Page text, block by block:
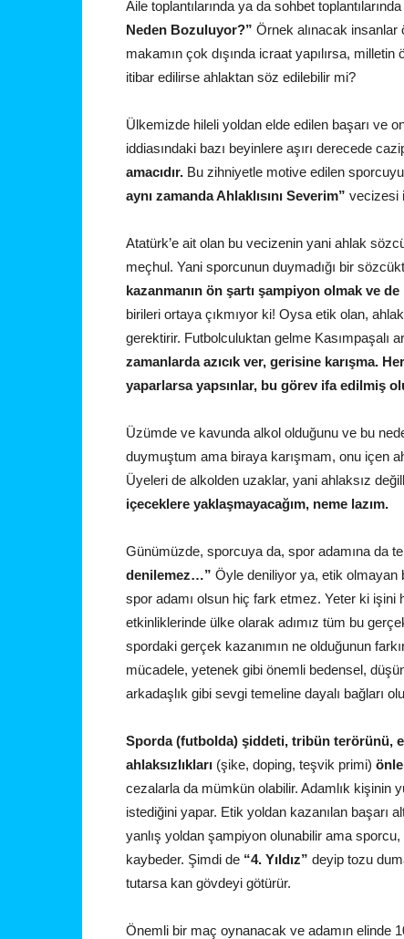
Aile toplantılarında ya da sohbet
Neden Bozuluyor?” Örnek alınacak
makamın çok dışında icraat yapılırsa,
itibar edilirse ahlaktan söz edilebilir mi?
Ülkemizde hileli yoldan elde edilen başarı ve
iddiasındaki bazı beyinlere aşırı derecede
amacıdır. Bu zihniyetle motive edilen
aynı zamanda Ahlaklısını Severim” vecizesi
Atatürk’e ait olan bu vecizenin yani ahlak
meçhul. Yani sporcunun duymadığı bir
kazanmanın ön şartı şampiyon olmak ve de
birileri ortaya çıkmıyor ki! Oysa etik olan,
gerektirir. Futbolculuktan gelme Kasımpaşalı
zamanlarda azıcık ver, gerisine karışma.
yaparlarsa yapsınlar, bu görev ifa edilmiş
Üzümde ve kavunda alkol olduğunu ve bu
duymuştum ama biraya karışmam, onu içen
Üyeleri de alkolden uzaklar, yani ahlaksız
içeceklere yaklaşmayacağım, neme lazım.
Günümüzde, sporcuya da, spor adamına da
denilemez…” Öyle deniliyor ya, etik olmayan
spor adamı olsun hiç fark etmez. Yeter ki
etkinliklerinde ülke olarak adımız tüm bu
spordaki gerçek kazanımın ne olduğunun
mücadele, yetenek gibi önemli bedensel,
arkadaşlık gibi sevgi temeline dayalı bağları
Sporda (futbolda) şiddeti, tribün terörünü,
ahlaksızlıkları (şike, doping, teşvik primi)
cezalarla da mümkün olabilir. Adamlık kişinin
istediğini yapar. Etik yoldan kazanılan başarı
yanlış yoldan şampiyon olunabilir ama
kaybeder. Şimdi de “4. Yıldız” deyip tozu
tutarsa kan gövdeyi götürür.
Önemli bir maç oynanacak ve adamın elinde